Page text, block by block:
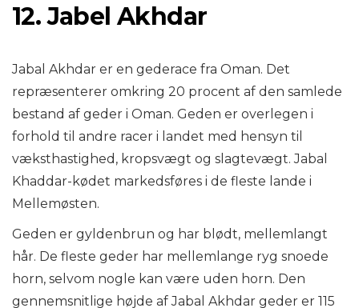
12. Jabel Akhdar
Jabal Akhdar er en gederace fra Oman. Det
repræsenterer omkring 20 procent af den samlede
bestand af geder i Oman. Geden er overlegen i
forhold til andre racer i landet med hensyn til
væksthastighed, kropsvægt og slagtevægt. Jabal
Khaddar-kødet markedsføres i de fleste lande i
Mellemøsten.
Geden er gyldenbrun og har blødt, mellemlangt
hår. De fleste geder har mellemlange ryg snoede
horn, selvom nogle kan være uden horn. Den
gennemsnitlige højde af Jabal Akhdar geder er 115